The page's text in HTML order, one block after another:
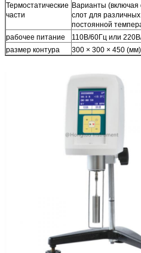
Термостатические
части
Варианты (включая
слот для различных
постоянной
рабочее питание
110В/60Гц или
размер контура
300 × 300 × 450 (мм)